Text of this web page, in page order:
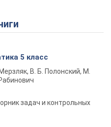
5 класс
В. Б. Полонский, М.
задач и контрольных